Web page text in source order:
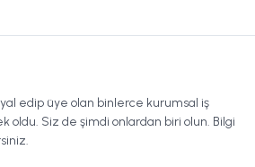
edip üye olan binlerce kurumsal iş
oldu. Siz de şimdi onlardan biri olun. Bilgi